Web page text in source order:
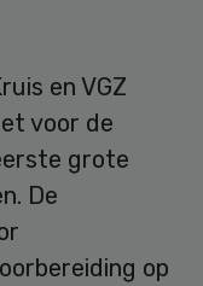
en VGZ
voor de
grote
De
op